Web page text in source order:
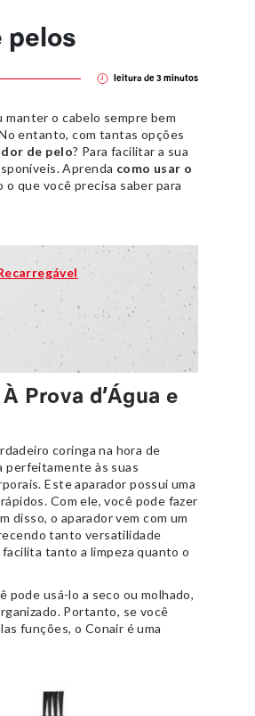
pelos
leitura de 3 minutos
manter o cabelo sempre bem
entanto, com tantas opções
de pelo? Para facilitar a sua
Aprenda como usar o
que você precisa saber para
Prova d’Água e
coringa na hora de
perfeitamente às suas
Este aparador possui uma
Com ele, você pode fazer
disso, o aparador vem com um
tanto versatilidade
tanto a limpeza quanto o
pode usá-lo a seco ou molhado,
Portanto, se você
funções, o Conair é uma